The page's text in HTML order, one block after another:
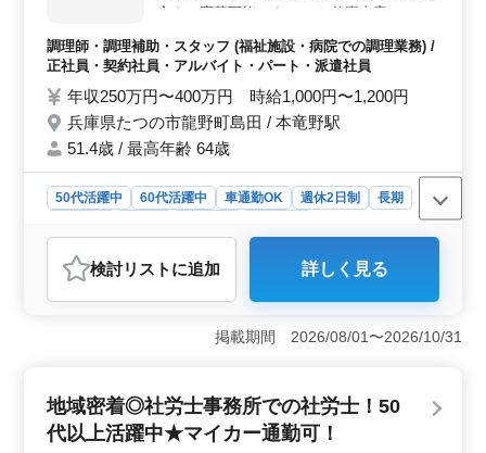
方もご応募可能です！ 〜お仕事内容〜 ＊調
・週休2日制 ・社会保険完備 ・勤務時間応
相談 ・50代、60代の採用実績あり まずお気
軽にお問い合わせください♪
調理師・調理補助・スタッフ (福祉施設・病院での調理業務) /
正社員・契約社員・アルバイト・パート・派遣社員
年収250万円〜400万円 時給1,000円〜1,200円
兵庫県たつの市龍野町島田 / 本竜野駅
51.4歳 / 最高年齢 64歳
50代活躍中 60代活躍中 車通勤OK 週休2日制
長期
調理師・調理補助・スタッフ
おすすめポイント
＜シニア世代活躍中＞ たつの市の病院で食事調理スタ
ッフ募集中。 シニア世代活躍中の職場で、安心のお仕
事です。 ＜多彩な雇用形態＞ 正社員、契約社員、
験者募集＞ 調理経験3年以上の方を募集します。 週休
2日制、社会保険完備など福利厚生面も充実しておりま
検討リスト に追加 詳しく見る
掲載期間 2026/08/01〜2026/10/31
地域密着◎社労士事務所での社労士！50
代以上活躍中★マイカー通勤可！